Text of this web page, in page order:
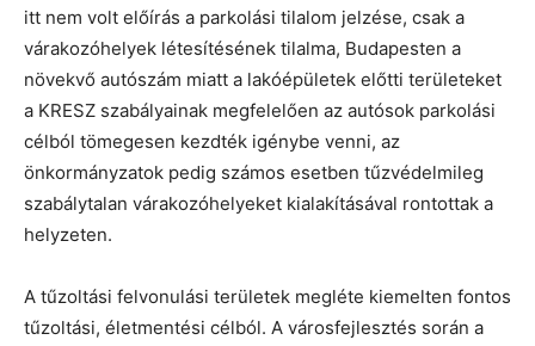
itt nem volt előírás a parkolási tilalom jelzése, csak a
várakozóhelyek létesítésének tilalma, Budapesten a
növekvő autószám miatt a lakóépületek előtti területeket
a KRESZ szabályainak megfelelően az autósok parkolási
célból tömegesen kezdték igénybe venni, az
önkormányzatok pedig számos esetben tűzvédelmileg
szabálytalan várakozóhelyeket kialakításával rontottak a
helyzeten.
A tűzoltási felvonulási területek megléte kiemelten fontos
tűzoltási, életmentési célból. A városfejlesztés során a